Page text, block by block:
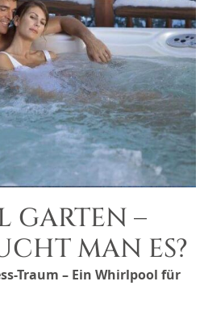
GARTEN –
MAN ES?
Traum – Ein Whirlpool für